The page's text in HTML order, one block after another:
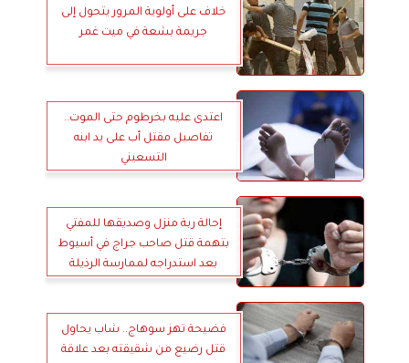
خلاف على أولوية المرور يتحول إلى
جريمة بشعة في ميت غمر
اعتدى عليه بخرطوم حتى الموت..
تفاصيل مقتل أب على يد ابنه
التسعيني
إحالة ربة منزل وصديقها للمفتي
بتهمة قتل صاحب جراج في أسيوط
بعد استدراجه لممارسة الرذيلة
فضيحة تهز سوهاج.. شاب يحاول
قتل رضيع من شقيقته بعد علاقة